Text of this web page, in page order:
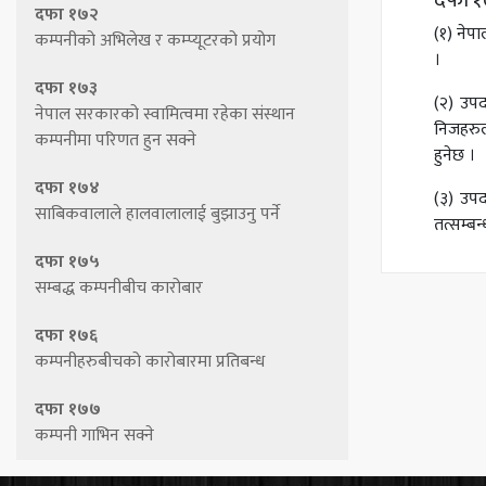
दफा १७२
कम्पनीको अभिलेख र कम्प्यूटरको प्रयोग
दफा १७३
नेपाल सरकारको स्वामित्वमा रहेका संस्थान
कम्पनीमा परिणत हुन सक्ने
दफा १७४
साबिकवालाले हालवालालाई बुझाउनु पर्ने
दफा १७५
सम्बद्ध कम्पनीबीच कारोबार
दफा १७६
कम्पनीहरुबीचको कारोबारमा प्रतिबन्ध
दफा १७७
कम्पनी गाभिन सक्ने
(१)
।
(२)
हुनेछ ।
(३)